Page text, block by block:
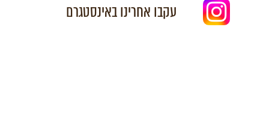
עקבו אחרינו באינסטגרם